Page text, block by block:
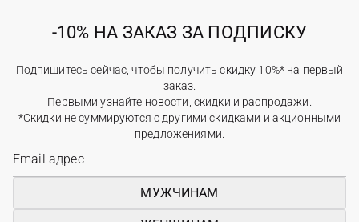
-10% НА ЗАКАЗ ЗА ПОДПИСКУ
Подпишитесь сейчас, чтобы получить скидку 10%* на первый
заказ.
Первыми узнайте новости, скидки и распродажи.
*Скидки не суммируются с другими скидками и акционными
предложениями.
МУЖЧИНАМ